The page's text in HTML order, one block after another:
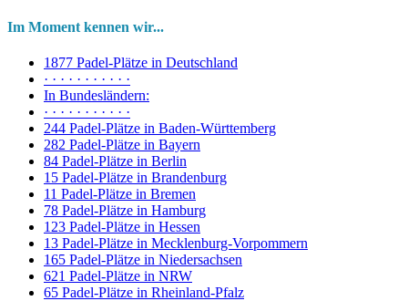
Im Moment kennen wir...
1877 Padel-Plätze in Deutschland
· · · · · · · · · · ·
In Bundesländern:
· · · · · · · · · · ·
244 Padel-Plätze in Baden-Württemberg
282 Padel-Plätze in Bayern
84 Padel-Plätze in Berlin
15 Padel-Plätze in Brandenburg
11 Padel-Plätze in Bremen
78 Padel-Plätze in Hamburg
123 Padel-Plätze in Hessen
13 Padel-Plätze in Mecklenburg-Vorpommern
165 Padel-Plätze in Niedersachsen
621 Padel-Plätze in NRW
65 Padel-Plätze in Rheinland-Pfalz